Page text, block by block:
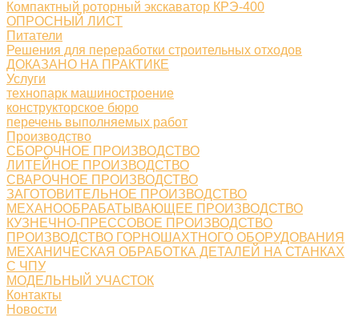
Компактный роторный экскаватор КРЭ-400
ОПРОСНЫЙ ЛИСТ
Питатели
Решения для переработки строительных отходов
ДОКАЗАНО НА ПРАКТИКЕ
Услуги
технопарк машиностроение
конструкторское бюро
перечень выполняемых работ
Производство
СБОРОЧНОЕ ПРОИЗВОДСТВО
ЛИТЕЙНОЕ ПРОИЗВОДСТВО
СВАРОЧНОЕ ПРОИЗВОДСТВО
ЗАГОТОВИТЕЛЬНОЕ ПРОИЗВОДСТВО
МЕХАНООБРАБАТЫВАЮЩЕЕ ПРОИЗВОДСТВО
КУЗНЕЧНО-ПРЕССОВОЕ ПРОИЗВОДСТВО
ПРОИЗВОДСТВО ГОРНОШАХТНОГО ОБОРУДОВАНИЯ
МЕХАНИЧЕСКАЯ ОБРАБОТКА ДЕТАЛЕЙ НА СТАНКАХ
С ЧПУ
МОДЕЛЬНЫЙ УЧАСТОК
Контакты
Новости